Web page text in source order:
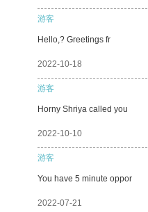
游客
Hello,? Greetings fr
2022-10-18
游客
Horny Shriya called you
2022-10-10
游客
You have 5 minute oppor
2022-07-21